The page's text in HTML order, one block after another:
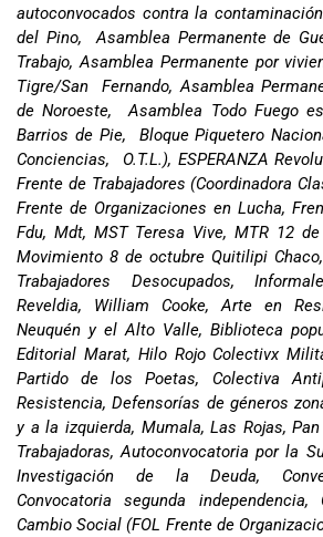
autoconvocados contra la
del Pino, Asamblea Permanente de
Trabajo, Asamblea Permanente por
Tigre/San Fernando, Asamblea
de Noroeste, Asamblea Todo Fuego
Barrios de Pie, Bloque Piquetero
Conciencias, O.T.L.), ESPERANZA
Frente de Trabajadores (Coordinadora
Frente de Organizaciones en Lucha,
Fdu, Mdt, MST Teresa Vive, MTR 12
Movimiento 8 de octubre Quitilipi
Trabajadores Desocupados,
Reveldia, William Cooke, Arte en
Neuquén y el Alto Valle, Biblioteca
Editorial Marat, Hilo Rojo Colectivx
Partido de los Poetas, Colectiva
Resistencia, Defensorías de géneros
y a la izquierda, Mumala, Las Rojas,
Trabajadoras, Autoconvocatoria por la
Investigación de la Deuda,
Convocatoria segunda
Cambio Social (FOL Frente de